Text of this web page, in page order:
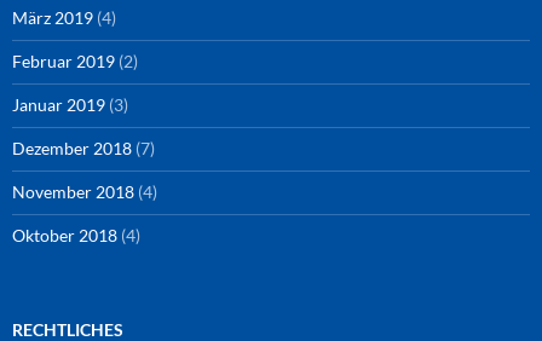
März 2019 (4)
Februar 2019 (2)
Januar 2019 (3)
Dezember 2018 (7)
November 2018 (4)
Oktober 2018 (4)
RECHTLICHES